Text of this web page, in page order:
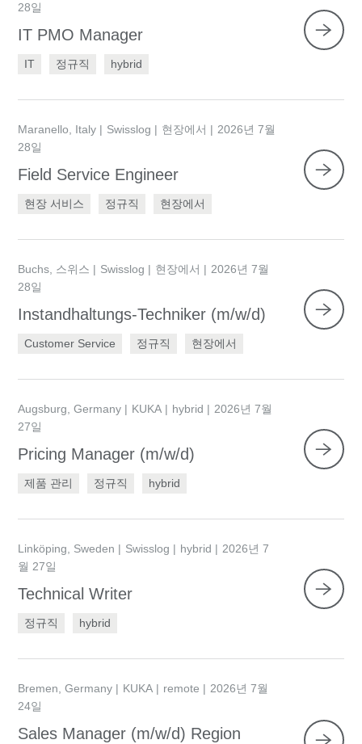
28일
IT PMO Manager
IT 정규직 hybrid
Maranello, Italy Swisslog 현장에서
2026년 7월
28일
Field Service Engineer
현장 서비스 정규직 현장에서
Buchs, 스위스 Swisslog 현장에서
2026년 7월
28일
Instandhaltungs-Techniker (m/w/d)
Customer Service 정규직 현장에서
Augsburg, Germany KUKA hybrid
2026년 7월
27일
Pricing Manager (m/w/d)
제품 관리 정규직 hybrid
Linköping, Sweden Swisslog hybrid
2026년 7
월 27일
Technical Writer
정규직 hybrid
Bremen, Germany KUKA remote
2026년 7월
24일
Sales Manager (m/w/d) Region